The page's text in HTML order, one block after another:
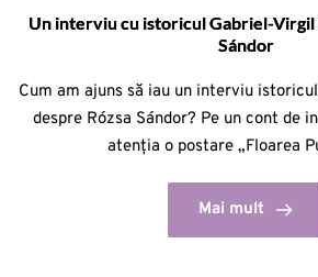
Un interviu cu istoricul Gabriel-Virgil
Sándor
Cum am ajuns să iau un interviu
despre Rózsa Sándor? Pe un cont de
atenția o postare „Floarea
Mai mult